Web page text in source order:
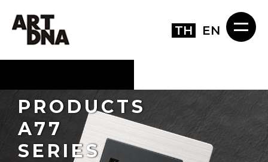
TH EN
PRODUCTS
A77
SERIES